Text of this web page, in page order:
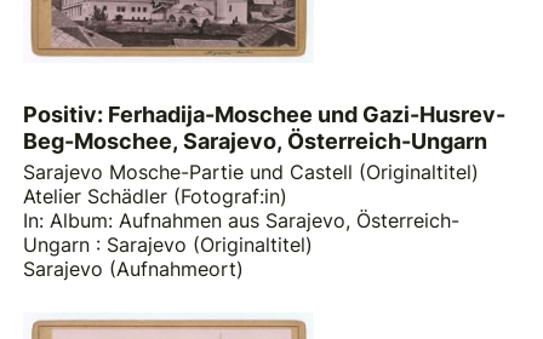
Positiv: Ferhadija-Moschee und Gazi-Husrev-
Beg-Moschee, Sarajevo, Österreich-Ungarn
Sarajevo Mosche-Partie und Castell (Originaltitel)
Atelier Schädler (Fotograf:in)
In: Album: Aufnahmen aus Sarajevo, Österreich-
Ungarn : Sarajevo (Originaltitel)
Sarajevo (Aufnahmeort)